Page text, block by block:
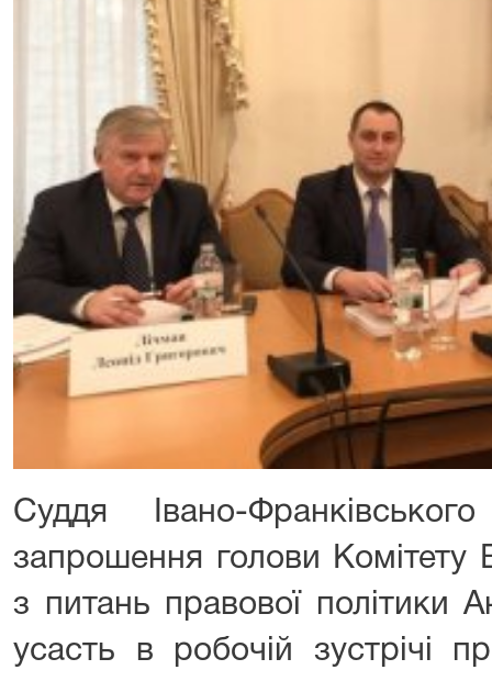
Суддя Івано-
запрошення голови Комітету
з питань правової політики
усасть в робочій зустрічі